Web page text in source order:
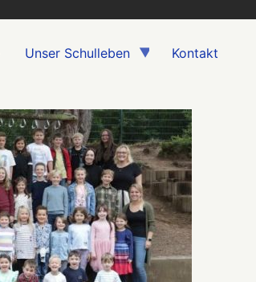
Unser Schulleben
Kontakt